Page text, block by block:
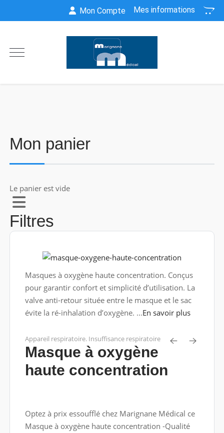
Mon Compte Mes informations
Mon panier
Le panier est vide
Filtres
Masques à oxygène haute concentration. Conçus
pour garantir confort et simplicité d’utilisation. La
valve anti-retour située entre le masque et le sac
évite la ré-inhalation d’oxygène. ...En savoir plus
Appareil respiratoire. Insuffisance respiratoire
Masque à oxygène
haute concentration
Optez à prix essoufflé chez Marignane Médical ce
Masque à oxygène haute concentration -Qualité